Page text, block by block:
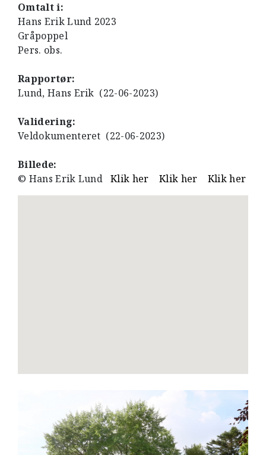
Omtalt i:
Hans Erik Lund 2023
Gråpoppel
Pers. obs.
Rapportør:
Lund, Hans Erik (22-06-2023)
Validering:
Veldokumenteret (22-06-2023)
Billede:
© Hans Erik LundKlik her Klik her Klik her